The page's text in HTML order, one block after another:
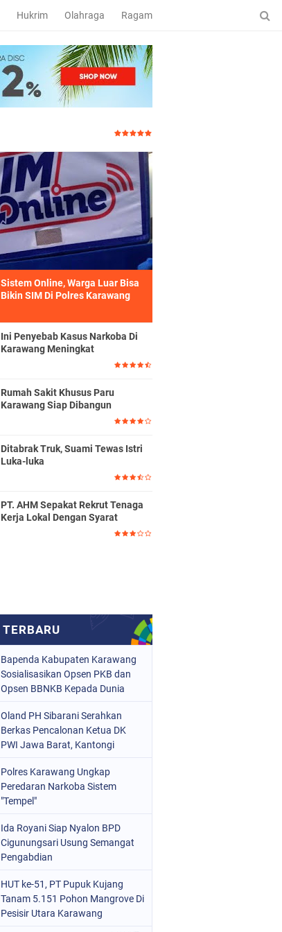
Hukrim Olahraga Ragam
Sistem Online, Warga Luar Bisa
Bikin SIM Di Polres Karawang
Ini Penyebab Kasus Narkoba Di
Karawang Meningkat
Rumah Sakit Khusus Paru
Karawang Siap Dibangun
Ditabrak Truk, Suami Tewas Istri
Luka-luka
PT. AHM Sepakat Rekrut Tenaga
Kerja Lokal Dengan Syarat
Bapenda Kabupaten Karawang
Sosialisasikan Opsen PKB dan
Opsen BBNKB Kepada Dunia
Oland PH Sibarani Serahkan
Berkas Pencalonan Ketua DK
PWI Jawa Barat, Kantongi
Polres Karawang Ungkap
Peredaran Narkoba Sistem
"Tempel"
Ida Royani Siap Nyalon BPD
Cigunungsari Usung Semangat
Pengabdian
HUT ke-51, PT Pupuk Kujang
Tanam 5.151 Pohon Mangrove Di
Pesisir Utara Karawang